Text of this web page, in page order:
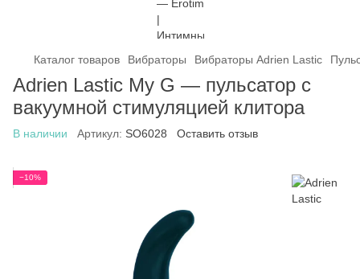
Каталог товаров Вибраторы Вибраторы Adrien Lastic
Adrien Lastic My G — пульсатор с
вакуумной стимуляцией клитора
В наличии Артикул: SO6028 Оставить отзыв
−10%